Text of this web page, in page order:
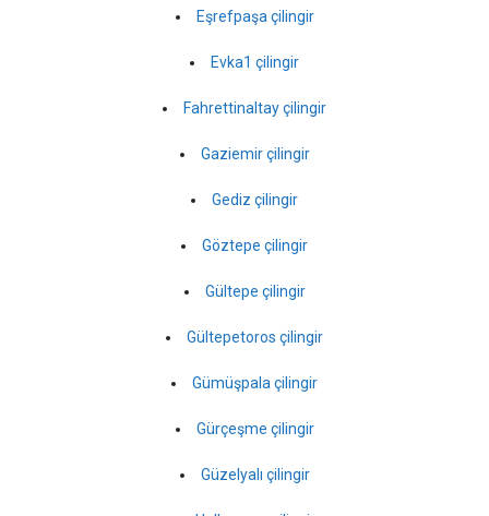
Eşrefpaşa çilingir
Evka1 çilingir
Fahrettinaltay çilingir
Gaziemir çilingir
Gediz çilingir
Göztepe çilingir
Gültepe çilingir
Gültepetoros çilingir
Gümüşpala çilingir
Gürçeşme çilingir
Güzelyalı çilingir